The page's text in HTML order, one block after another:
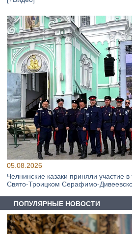
05.08.2026
Челнинские казаки приняли участие в
Свято‑Троицком
ПОПУЛЯРНЫЕ НОВОСТИ